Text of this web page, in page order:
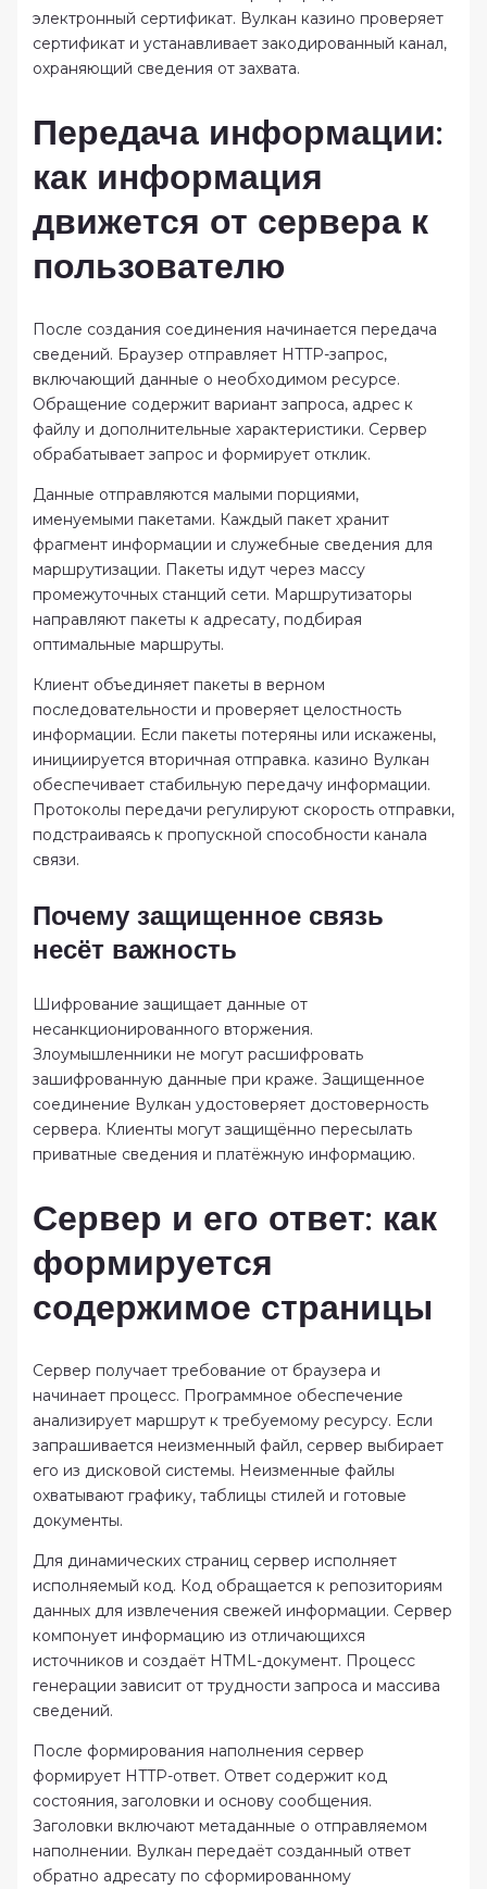
электронный сертификат. Вулкан казино проверяет
сертификат и устанавливает закодированный канал,
охраняющий сведения от захвата.
Передача информации:
как информация
движется от сервера к
пользователю
После создания соединения начинается передача
сведений. Браузер отправляет HTTP-запрос,
включающий данные о необходимом ресурсе.
Обращение содержит вариант запроса, адрес к
файлу и дополнительные характеристики. Сервер
обрабатывает запрос и формирует отклик.
Данные отправляются малыми порциями,
именуемыми пакетами. Каждый пакет хранит
фрагмент информации и служебные сведения для
маршрутизации. Пакеты идут через массу
промежуточных станций сети. Маршрутизаторы
направляют пакеты к адресату, подбирая
оптимальные маршруты.
Клиент объединяет пакеты в верном
последовательности и проверяет целостность
информации. Если пакеты потеряны или искажены,
инициируется вторичная отправка. казино Вулкан
обеспечивает стабильную передачу информации.
Протоколы передачи регулируют скорость отправки,
подстраиваясь к пропускной способности канала
связи.
Почему защищенное связь
несёт важность
Шифрование защищает данные от
несанкционированного вторжения.
Злоумышленники не могут расшифровать
зашифрованную данные при краже. Защищенное
соединение Вулкан удостоверяет достоверность
сервера. Клиенты могут защищённо пересылать
приватные сведения и платёжную информацию.
Сервер и его ответ: как
формируется
содержимое страницы
Сервер получает требование от браузера и
начинает процесс. Программное обеспечение
анализирует маршрут к требуемому ресурсу. Если
запрашивается неизменный файл, сервер выбирает
его из дисковой системы. Неизменные файлы
охватывают графику, таблицы стилей и готовые
документы.
Для динамических страниц сервер исполняет
исполняемый код. Код обращается к репозиториям
данных для извлечения свежей информации. Сервер
компонует информацию из отличающихся
источников и создаёт HTML-документ. Процесс
генерации зависит от трудности запроса и массива
сведений.
После формирования наполнения сервер
формирует HTTP-ответ. Ответ содержит код
состояния, заголовки и основу сообщения.
Заголовки включают метаданные о отправляемом
наполнении. Вулкан передаёт созданный ответ
обратно адресату по сформированному